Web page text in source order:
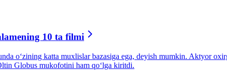
10 ta filmi
oʻzining katta muxlislar bazasiga ega, deyish mumkin. Aktyor
Globus mukofotini ham qoʻlga kiritdi.